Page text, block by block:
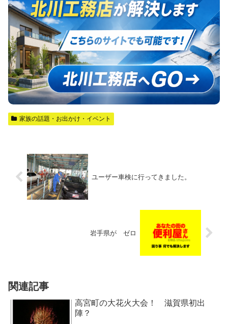
家族の話題・お出かけ・イベント
ユーザー車検に行ってきました。
岩手県が ゼロ
関連記事
高宮町の大花火大会！ 滋賀県初出
陣？